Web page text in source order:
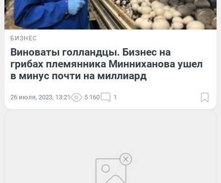
БИЗНЕС
Виноваты голландцы. Бизнес на
грибах племянника Минниханова ушел
в минус почти на миллиард
26 июля, 2023, 13:21 5 160 1